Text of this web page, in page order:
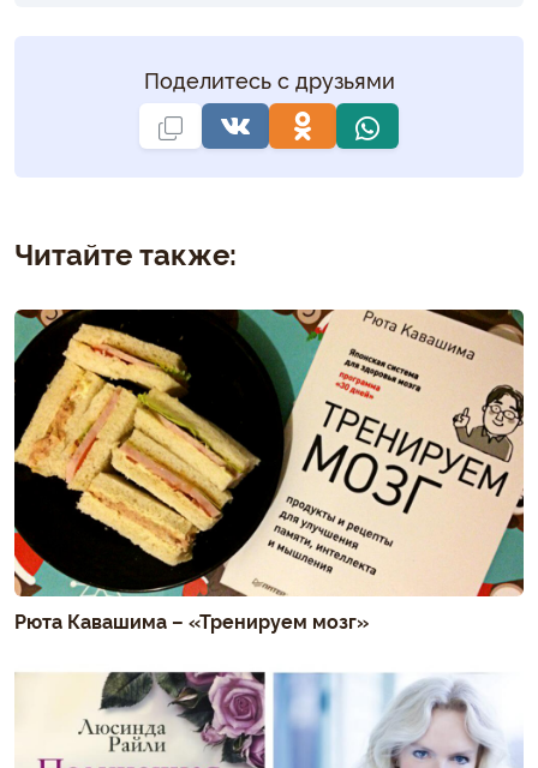
Поделитесь с друзьями
Читайте также:
Рюта Кавашима – «Тренируем мозг»